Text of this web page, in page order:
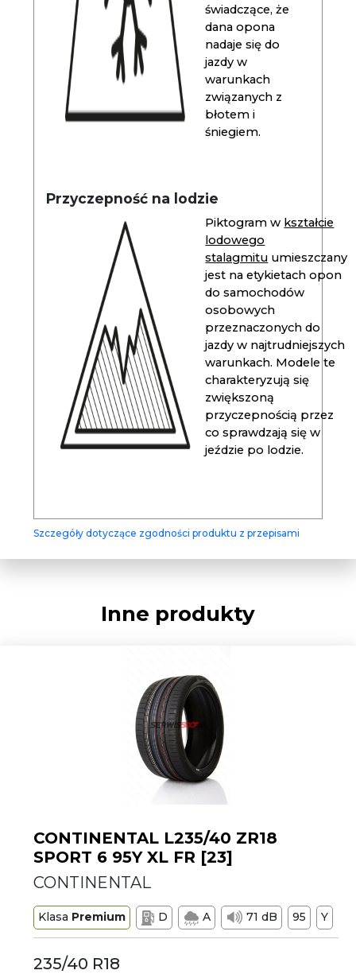
świadczące, że
dana opona
nadaje się do
jazdy w
warunkach
związanych z
błotem i
śniegiem.
Przyczepność na lodzie
Piktogram w kształcie
lodowego
stalagmitu umieszczany
jest na etykietach opon
do samochodów
osobowych
przeznaczonych do
jazdy w najtrudniejszych
warunkach. Modele te
charakteryzują się
zwiększoną
przyczepnością przez
co sprawdzają się w
jeździe po lodzie.
Szczegóły dotyczące zgodności produktu z przepisami
Inne produkty
CONTINENTAL L235/40 ZR18
SPORT 6 95Y XL FR [23]
CONTINENTAL
Klasa Premium D A 71 dB 95 Y
235/40 R18